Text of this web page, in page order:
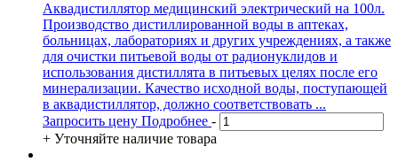
Аквадистиллятор медицинский электрический на 100л.
Производство дистиллированной воды в аптеках,
больницах, лабораториях и других учреждениях, а также
для очистки питьевой воды от радионуклидов и
использования дистиллята в питьевых целях после его
минерализации. Качество исходной воды, поступающей
в аквадистиллятор, должно соответствовать ...
Запросить цену Подробнее -
+ Уточняйте наличие товара